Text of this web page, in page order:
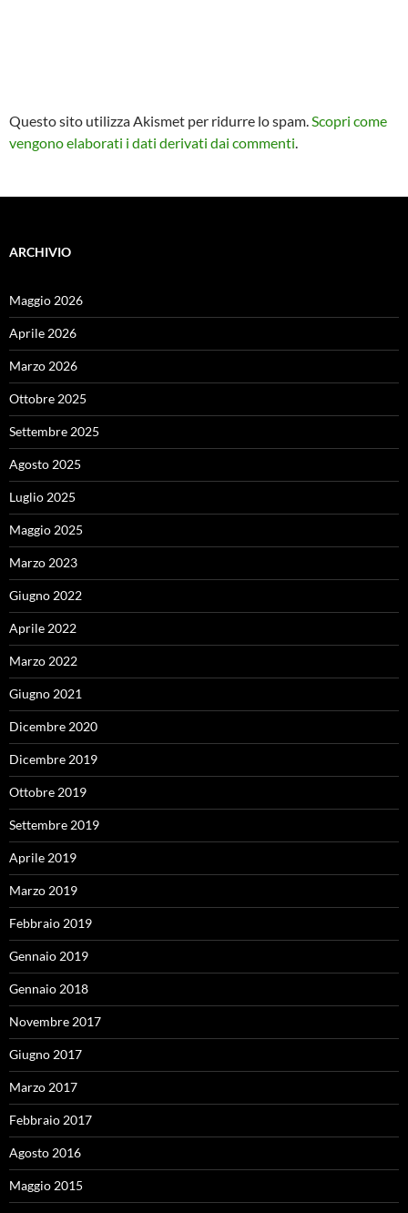
Questo sito utilizza Akismet per ridurre lo spam.Scopri come
vengono elaborati i dati derivati dai commenti.
ARCHIVIO
Maggio 2026
Aprile 2026
Marzo 2026
Ottobre 2025
Settembre 2025
Agosto 2025
Luglio 2025
Maggio 2025
Marzo 2023
Giugno 2022
Aprile 2022
Marzo 2022
Giugno 2021
Dicembre 2020
Dicembre 2019
Ottobre 2019
Settembre 2019
Aprile 2019
Marzo 2019
Febbraio 2019
Gennaio 2019
Gennaio 2018
Novembre 2017
Giugno 2017
Marzo 2017
Febbraio 2017
Agosto 2016
Maggio 2015